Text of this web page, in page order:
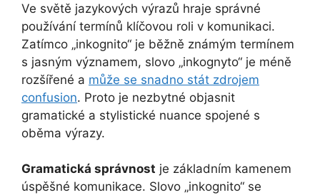
Ve světě jazykových výrazů hraje správné
používání termínů klíčovou roli v komunikaci.
Zatímco „inkognito“ je běžně známým termínem
s jasným významem, slovo „inkognyto“ je méně
rozšířené a může se snadno stát zdrojem
confusion. Proto je nezbytné objasnit
gramatické a stylistické nuance spojené s
oběma výrazy.
Gramatická správnost je základním kamenem
úspěšné komunikace. Slovo „inkognito“ se